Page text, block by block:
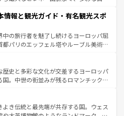
リアで、忘れられない旅をしてみよう！
ア情報は
国では、情熱的なフラメンコ、熱気あふ
美味しいタパスが生活の一部となってい
ドの洗練された雰囲気や、バルセロナの
角から、地方では古代ローマ遺跡や中世
て風土や気候が異なるスペインはその個
性で訪れる人を魅了する。 なお、新着のスペイン情報は コ
照してほしい。
情報と観光ガイド・有名観光スポ
中の旅行者を魅了し続けるヨーロッパ屈
都パリのエッフェル塔やルーブル美術館
詰まっている。華麗な宮殿、歴史的な大
チ、そして豊かな自然が、訪れる者を心
た、フランスは美食の国としても知ら
発祥地であるランス、プロヴァンスの
ー畑など、多彩な楽しみ方が可能だ。さ
地域にも魅力が溢れており、どの街角に
歴史と多彩な文化が交差するヨーロッパ
国。中世の街並みが残るロマンチック街
どこを歩いても飽きることがない。ベ
気、バイエルン州のアルプスの絶景、そ
よき伝統と最先端が共存する国。ウェス